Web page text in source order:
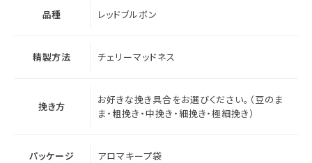
品種 レッドブルボン
精製方法 チェリーマッドネス
挽き方
お好きな挽き具合をお選びください。（豆のま
ま・粗挽き・中挽き・細挽き・極細挽き）
パッケージ アロマキープ袋